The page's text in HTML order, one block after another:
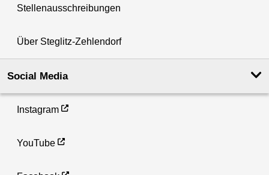
Stellenausschreibungen
Über Steglitz-Zehlendorf
Social Media
Instagram
YouTube